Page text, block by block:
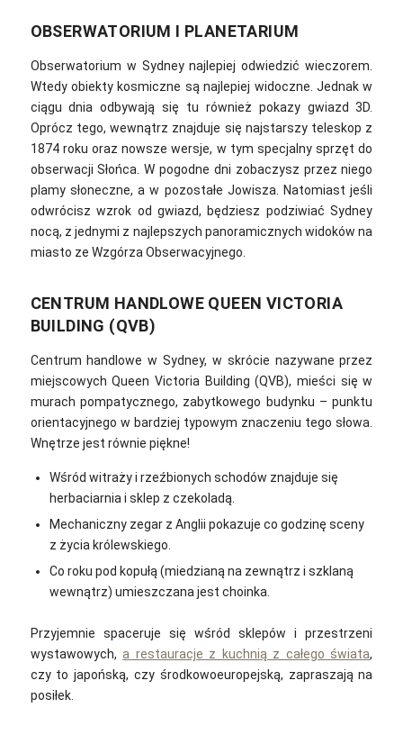
OBSERWATORIUM I PLANETARIUM
Obserwatorium w Sydney najlepiej odwiedzić wieczorem.
Wtedy obiekty kosmiczne są najlepiej widoczne. Jednak w
ciągu dnia odbywają się tu również pokazy gwiazd 3D.
Oprócz tego, wewnątrz znajduje się najstarszy teleskop z
1874 roku oraz nowsze wersje, w tym specjalny sprzęt do
obserwacji Słońca. W pogodne dni zobaczysz przez niego
plamy słoneczne, a w pozostałe Jowisza. Natomiastjeśli
odwrócisz wzrok od gwiazd, będziesz podziwiać Sydney
nocą, z jednymi z najlepszych panoramicznych widoków na
miasto ze Wzgórza Obserwacyjnego.
CENTRUM HANDLOWE QUEEN VICTORIA
BUILDING (QVB)
Centrum handlowe w Sydney, w skrócie nazywane przez
miejscowych Queen Victoria Building (QVB), mieści się w
murach pompatycznego, zabytkowego budynku – punktu
orientacyjnego w bardziej typowym znaczeniu tego słowa.
Wnętrze jest równie piękne!
Wśród witraży i rzeźbionych schodów znajduje się
herbaciarnia i sklep z czekoladą.
Mechaniczny zegar z Anglii pokazuje co godzinę sceny
z życia królewskiego.
Co roku pod kopułą (miedzianą na zewnątrz i szklaną
wewnątrz) umieszczana jest choinka.
Przyjemnie spaceruje się wśród sklepów i przestrzeni
wystawowych,a restauracje z kuchnią z całego świata,
czy to japońską, czy środkowoeuropejską, zapraszają na
posiłek.